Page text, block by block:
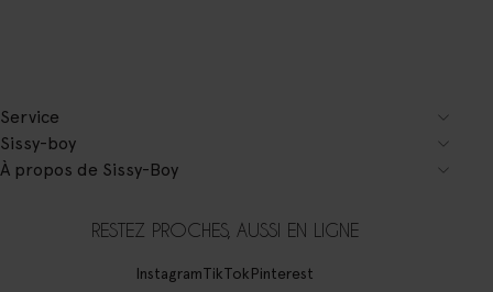
Service
Sissy-boy
À propos de Sissy-Boy
RESTEZ PROCHES, AUSSI EN LIGNE
InstagramTikTokPinterest